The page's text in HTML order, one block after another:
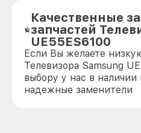
Качественные
запчастей
UE55ES6100
Если Вы желаете
Телевизора Samsung
выбору у нас в
надежные заменители